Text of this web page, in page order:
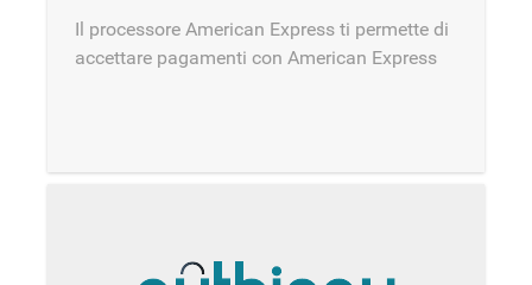
Il processore American Express ti permette di
accettare pagamenti con American Express